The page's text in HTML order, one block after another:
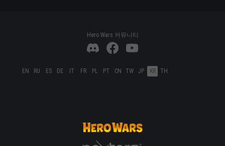
Hero Wars 커뮤니티
EN RU ES DE IT FR PL PT CN TW JP KR TH